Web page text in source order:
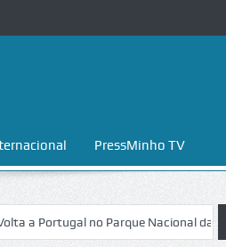
PressMinho TV
no Parque Nacional da Peneda-Gerês